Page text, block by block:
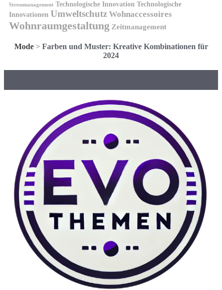
Stressmanagement Technologische Innovation Technologische
Innovationen Umweltschutz Wohnaccessoires
Wohnraumgestaltung Zeitmanagement
Mode> Farben und Muster: Kreative Kombinationen für
2024